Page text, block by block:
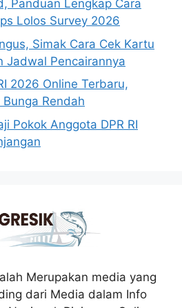
Panduan Lengkap Cara
Lolos Survey 2026
Simak Cara Cek Kartu
Jadwal Pencairannya
2026 Online Terbaru,
Rendah
Pokok Anggota DPR RI
Merupakan media yang
dari Media dalam Info